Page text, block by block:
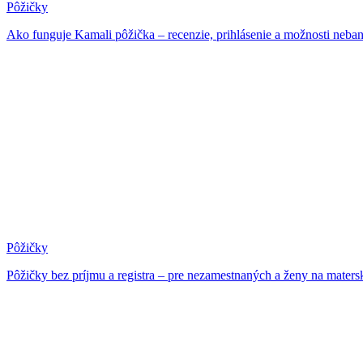
Pôžičky
Ako funguje Kamali pôžička – recenzie, prihlásenie a možnosti
Pôžičky
Pôžičky bez príjmu a registra – pre nezamestnaných a ženy na